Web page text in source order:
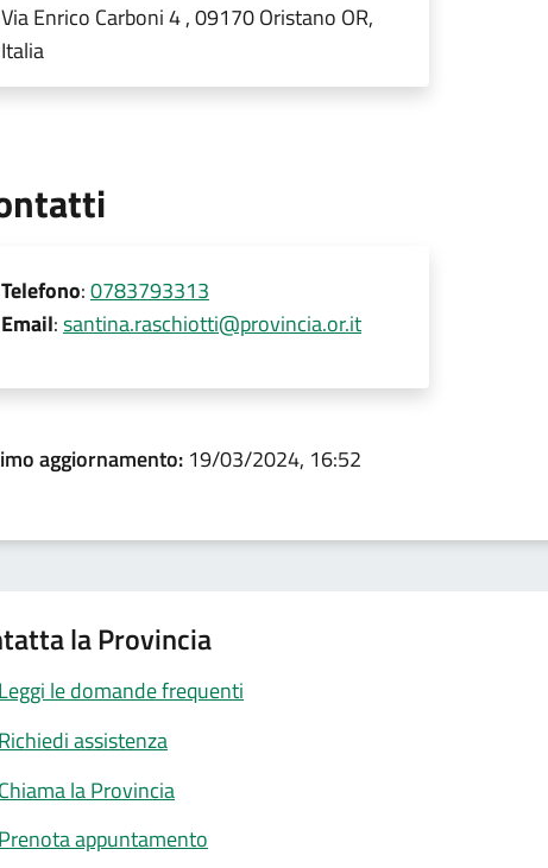
Via Enrico Carboni 4 , 09170 Oristano OR,
Italia
Telefono:0783793313
Email:santina.raschiotti@provincia.or.it
aggiornamento: 19/03/2024, 16:52
la Provincia
le domande frequenti
assistenza
la Provincia
appuntamento